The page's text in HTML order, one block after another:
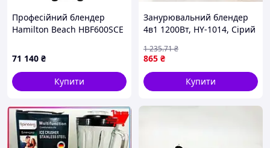
Професійний блендер
Hamilton Beach HBF600SCE
71 140 ₴
Купити
Занурювальний блендер
4в1 1200Вт, HY-1014, Сірий
Ручний блендер з чашею /
Подрібнювач / Міксер
865 ₴
1 235.71₴
Купити